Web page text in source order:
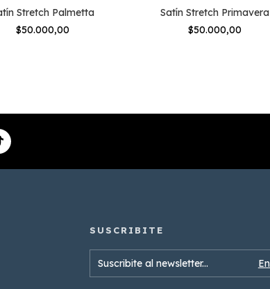
Stretch Palmetta
$50.000,00
Satín Stretch Primavera
$50.000,00